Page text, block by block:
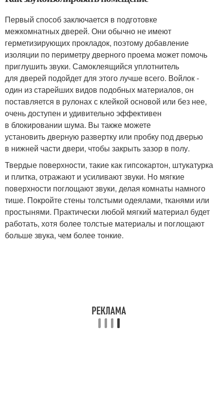
Первый способ заключается в подготовке
межкомнатных дверей. Они обычно не имеют
герметизирующих прокладок, поэтому добавление
изоляции по периметру дверного проема может помочь
приглушить звуки. Самоклеящийся уплотнитель
для дверей подойдет для этого лучше всего. Войлок -
один из старейших видов подобных материалов, он
поставляется в рулонах с клейкой основой или без нее,
очень доступен и удивительно эффективен
в блокировании шума. Вы также можете
установить дверную развертку или пробку под дверью
в нижней части двери, чтобы закрыть зазор в полу.
Твердые поверхности, такие как гипсокартон, штукатурка
и плитка, отражают и усиливают звуки. Но мягкие
поверхности поглощают звуки, делая комнаты намного
тише. Покройте стены толстыми одеялами, тканями или
простынями. Практически любой мягкий материал будет
работать, хотя более толстые материалы и поглощают
больше звука, чем более тонкие.